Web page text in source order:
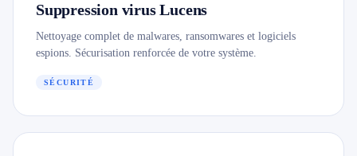
Suppression virus Lucens
Nettoyage complet de malwares, ransomwares et logiciels
espions. Sécurisation renforcée de votre système.
SÉCURITÉ